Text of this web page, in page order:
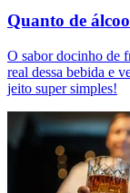
Quanto de
O sabor docinho de
real dessa bebida e
jeito super simples!